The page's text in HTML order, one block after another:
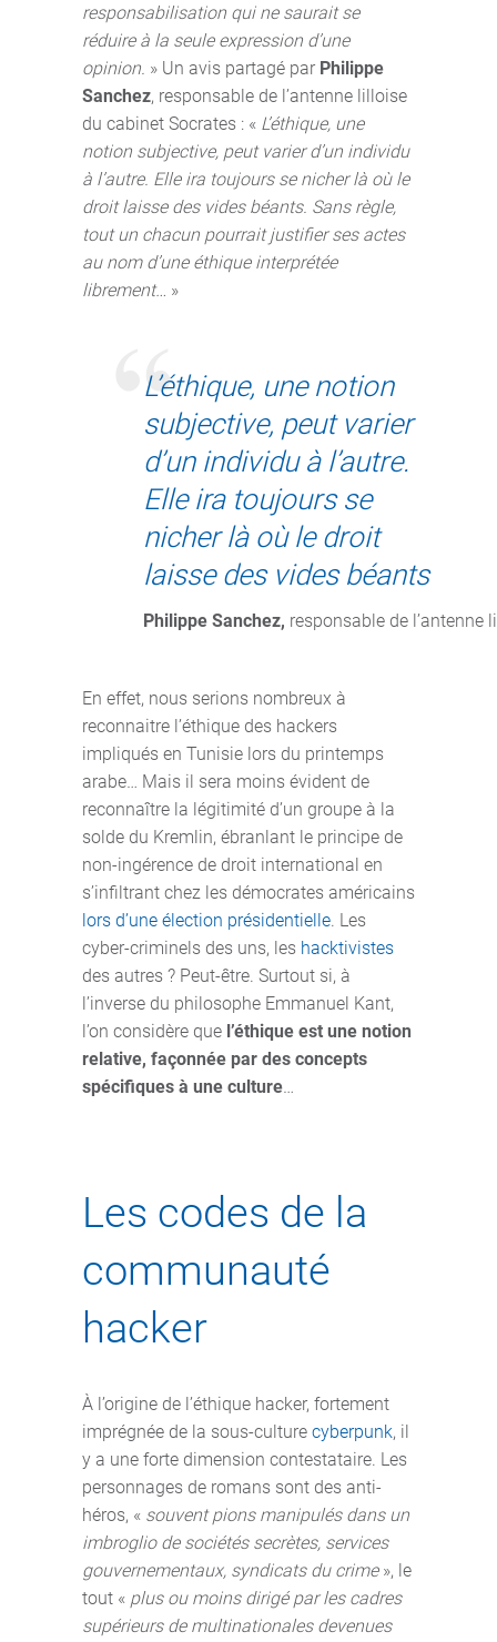
responsabilisation qui ne saurait se
réduire à la seule expression d’une
opinion. » Un avis partagé par Philippe
Sanchez, responsable de l’antenne lilloise
du cabinet Socrates : « L’éthique, une
notion subjective, peut varier d’un individu
à l’autre. Elle ira toujours se nicher là où le
droit laisse des vides béants. Sans règle,
tout un chacun pourrait justifier ses actes
au nom d’une éthique interprétée
librement… »
L’éthique, une notion
subjective, peut varier
d’un individu à l’autre.
Elle ira toujours se
nicher là où le droit
laisse des vides béants
Philippe Sanchez, responsable de l’antenne
En effet, nous serions nombreux à
reconnaitre l’éthique des hackers
impliqués en Tunisie lors du printemps
arabe… Mais il sera moins évident de
reconnaître la légitimité d’un groupe à la
solde du Kremlin, ébranlant le principe de
non-ingérence de droit international en
s’infiltrant chez les démocrates américains
lors d’une élection présidentielle. Les
cyber-criminels des uns, les hacktivistes
des autres ? Peut-être. Surtout si, à
l’inverse du philosophe Emmanuel Kant,
l’on considère que l’éthique est une notion
relative, façonnée par des concepts
spécifiques à une culture…
Les codes de la
communauté
hacker
À l’origine de l’éthique hacker, fortement
imprégnée de la sous-culture cyberpunk, il
y a une forte dimension contestataire. Les
personnages de romans sont des anti-
héros, « souvent pions manipulés dans un
imbroglio de sociétés secrètes, services
gouvernementaux, syndicats du crime», le
tout « plus ou moins dirigé par les cadres
supérieurs de multinationales devenues